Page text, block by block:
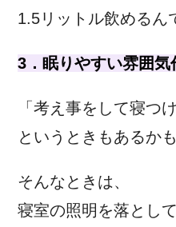
1.5リットル飲めるん
3．眠りやすい雰囲気
「考え事をして寝つ
というときもあるか
そんなときは、
寝室の照明を落として